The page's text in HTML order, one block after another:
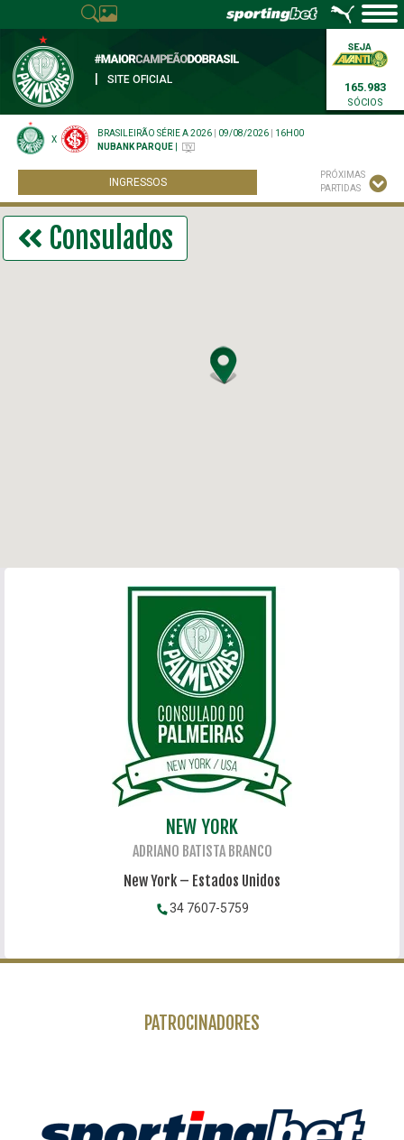
SITE OFICIAL
165.983
SÓCIOS
X
BRASILEIRÃO SÉRIE A 2026 09/08/2026
16H00
NUBANK PARQUE
INGRESSOS
PRÓXIMAS
PARTIDAS
Consulados
NEW YORK
ADRIANO BATISTA BRANCO
New York – Estados Unidos
34 7607-5759
PATROCINADORES